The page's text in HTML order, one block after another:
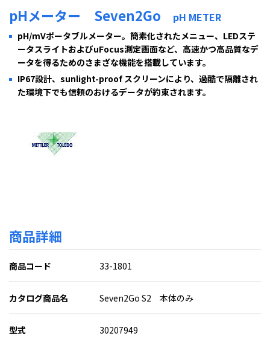
pHメーター Seven2Go pH METER
pH/mVポータブルメーター。簡素化されたメニュー、LEDステ
ータスライトおよびuFocus測定画面など、高速かつ高品質なデ
ータを得るためのさまざな機能を搭載しています。
IP67設計、sunlight-proof スクリーンにより、過酷で隔離され
た環境下でも信頼のおけるデータが約束されます。
商品詳細
商品コード 33-1801
カタログ商品名 Seven2Go S2 本体のみ
型式 30207949